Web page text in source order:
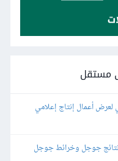
مستقل
أعمال إنتاج إعلامي